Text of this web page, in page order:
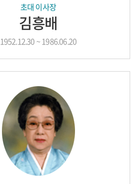
초대 이사장
김흥배
1952.12.30 ~ 1986.06.20